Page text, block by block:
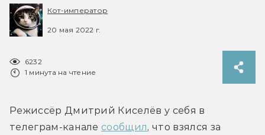
Кот-император
20 мая 2022 г.
6232
1 минута на чтение
Режиссёр Дмитрий Киселёв у себя в
телеграм-канале сообщил, что взялся за